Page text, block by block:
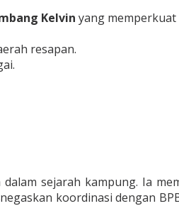
Kelvin yang
resapan.
sejarah kampung. Ia
koordinasi dengan